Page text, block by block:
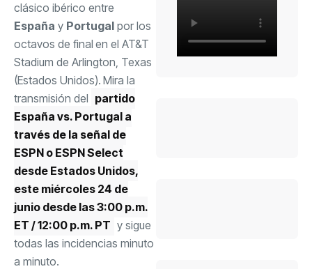
clásico ibérico entre
España y Portugal por los
octavos de final en el AT&T
Stadium de Arlington, Texas
(Estados Unidos). Mira la
transmisión del partido
España vs. Portugal a
través de la señal de
ESPN o ESPN Select
desde Estados Unidos,
este miércoles 24 de
junio desde las 3:00 p.m.
ET / 12:00 p.m. PT y sigue
todas las incidencias minuto
a minuto.